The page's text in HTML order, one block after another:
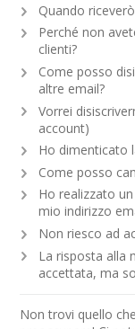
Quando
Perché non
clienti?
Come posso
altre email?
Vorrei
account)
Ho dimenticato
Come posso
Ho realizzato
mio indirizzo
Non riesco ad
La risposta alla
accettata, ma
Non trovi quello